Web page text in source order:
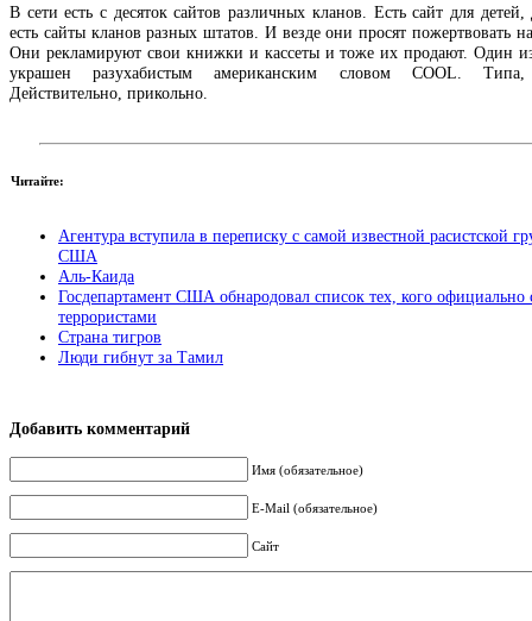
В сети есть с десяток сайтов различных кланов. Есть сайт для
есть сайты кланов разных штатов. И везде они просят пожертвовать
Они рекламируют свои книжки и кассеты и тоже их продают. Один
украшен разухабистым американским словом COOL. Типа,
Действительно, прикольно.
Читайте:
Агентура вступила в переписку с самой известной расистской
США
Аль-Каида
Госдепартамент США обнародовал список тех, кого официально
террористами
Страна тигров
Люди гибнут за Тамил
Добавить комментарий
Имя (обязательное)
E-Mail (обязательное)
Сайт